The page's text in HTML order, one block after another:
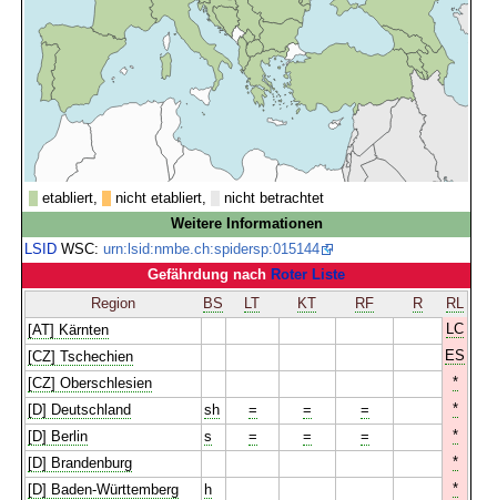
etabliert, nicht etabliert,
nicht betrachtet
Weitere Informationen
LSID WSC:urn:lsid:nmbe.ch:spidersp:015144
Gefährdung nach Roter Liste
Region
BS LT KT RF R
RL
[AT] Kärnten
LC
[CZ] Tschechien
ES
[CZ] Oberschlesien
*
[D] Deutschland
sh = = =
*
[D] Berlin
s = = =
*
[D] Brandenburg
*
[D] Baden-Württemberg
h
*